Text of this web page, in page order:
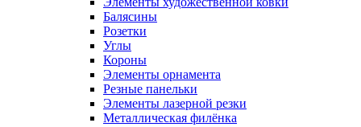
Балясины
Розетки
Углы
Короны
Элементы орнамента
Резные панельки
Элементы лазерной резки
Металлическая филёнка